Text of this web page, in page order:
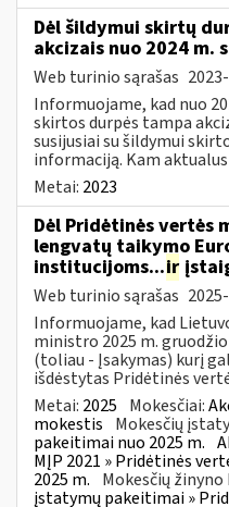
Dėl šildymui skirtų
akcizais nuo 2024 m.
Web turinio sąrašas
Informuojame, kad nuo
skirtos durpės tampa
susijusiai su šildymui
informaciją. Kam aktualus
Metai: 2023
Dėl Pridėtinės vertės
lengvatų taikymo
institucijoms...ir
Web turinio sąrašas
Informuojame, kad
ministro 2025 m. gruodžio
(toliau - Įsakymas) kurį
išdėstytas Pridėtinės
Metai: 2025 Mokesčiai:
mokestis Mokesčių
pakeitimai nuo 2025 m.
MĮP 2021 » Pridėtinės
2025 m. Mokesčių
įstatymų pakeitimai »